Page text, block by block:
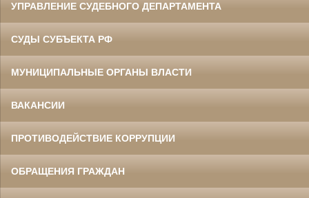
УПРАВЛЕНИЕ СУДЕБНОГО ДЕПАРТАМЕНТА
СУДЫ СУБЪЕКТА РФ
МУНИЦИПАЛЬНЫЕ ОРГАНЫ ВЛАСТИ
ВАКАНСИИ
ПРОТИВОДЕЙСТВИЕ КОРРУПЦИИ
ОБРАЩЕНИЯ ГРАЖДАН